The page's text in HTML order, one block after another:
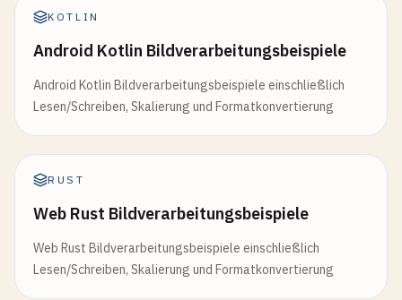
KOTLIN
Android Kotlin Bildverarbeitungsbeispiele
Android Kotlin Bildverarbeitungsbeispiele einschließlich
Lesen/Schreiben, Skalierung und Formatkonvertierung
RUST
Web Rust Bildverarbeitungsbeispiele
Web Rust Bildverarbeitungsbeispiele einschließlich
Lesen/Schreiben, Skalierung und Formatkonvertierung